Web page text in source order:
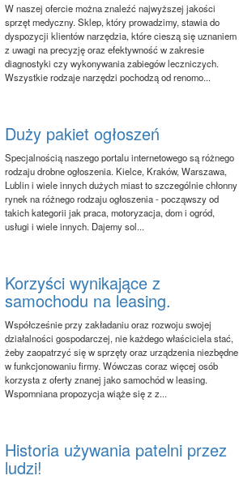
W naszej ofercie można znaleźć najwyższej jakości
sprzęt medyczny. Sklep, który prowadzimy, stawia do
dyspozycji klientów narzędzia, które cieszą się uznaniem
z uwagi na precyzję oraz efektywność w zakresie
diagnostyki czy wykonywania zabiegów leczniczych.
Wszystkie rodzaje narzędzi pochodzą od renomo...
Duży pakiet ogłoszeń
Specjalnością naszego portalu internetowego są różnego
rodzaju drobne ogłoszenia. Kielce, Kraków, Warszawa,
Lublin i wiele innych dużych miast to szczególnie chłonny
rynek na różnego rodzaju ogłoszenia - począwszy od
takich kategorii jak praca, motoryzacja, dom i ogród,
usługi i wiele innych. Dajemy sol...
Korzyści wynikające z
samochodu na leasing.
Współcześnie przy zakładaniu oraz rozwoju swojej
działalności gospodarczej, nie każdego właściciela stać,
żeby zaopatrzyć się w sprzęty oraz urządzenia niezbędne
w funkcjonowaniu firmy. Wówczas coraz więcej osób
korzysta z oferty znanej jako samochód w leasing.
Wspomniana propozycja wiąże się z z...
Historia używania patelni przez
ludzi!